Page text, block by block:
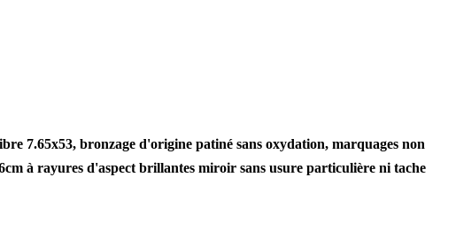
7.65x53, bronzage d'origine patiné sans oxydation, marquages non
à rayures d'aspect brillantes miroir sans usure particulière ni tache